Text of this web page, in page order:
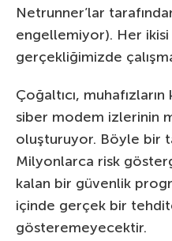
Netrunner’lar
engellemiyor). Her
gerçekliğimizde
Çoğaltıcı, muhafızların
siber modem izlerinin
oluşturuyor. Böyle bir
Milyonlarca risk
kalan bir güvenlik
içinde gerçek bir
gösteremeyecektir.